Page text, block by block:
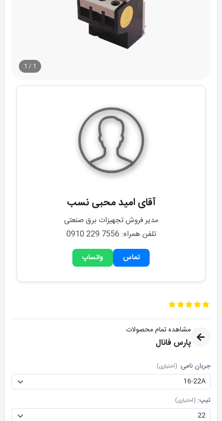
آقای امید محبی نسب
مدیر فروش تجهیزات برق صنعتی
تلفن همراه: 0910 229 7556
تماس واتساپ
مشاهده تمام محصولات
پارس فانال
جریان نامی: (اختیاری)
تیپ: (اختیاری)
1
/
1